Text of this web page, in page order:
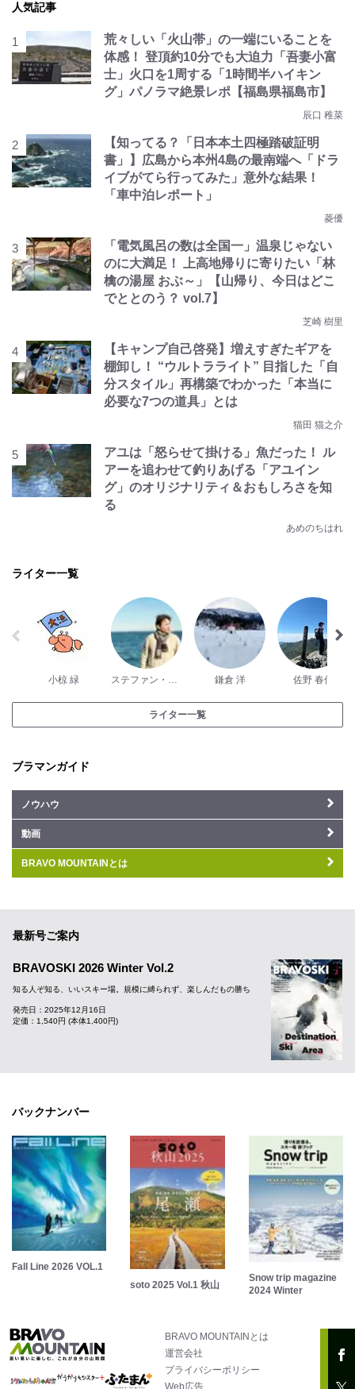
人気記事
荒々しい「火山帯」の一端にいることを
体感！ 登頂約10分でも大迫力「吾妻小富
士」火口を1周する「1時間半ハイキン
グ」パノラマ絶景レポ【福島県福島市】
辰口 稚菜
【知ってる？「日本本土四極踏破証明
書」】広島から本州4島の最南端へ「ドラ
イブがてら行ってみた」意外な結果！
「車中泊レポート」
菱優
「電気風呂の数は全国一」温泉じゃない
のに大満足！ 上高地帰りに寄りたい「林
檎の湯屋 おぶ～」【山帰り、今日はどこ
でととのう？ vol.7】
芝崎 樹里
【キャンプ自己啓発】増えすぎたギアを
棚卸し！ “ウルトラライト” 目指した「自
分スタイル」再構築でわかった「本当に
必要な7つの道具」とは
猫田 猫之介
アユは「怒らせて掛ける」魚だった！ ル
アーを追わせて釣りあげる「アユイン
グ」のオリジナリティ＆おもしろさを知
る
あめのちはれ
ライター一覧
小椋 緑 ステファン・ダントン 鎌倉 洋 佐野 春佳
ライター一覧
ブラマンガイド
ノウハウ
動画
BRAVO MOUNTAINとは
最新号ご案内
BRAVOSKI 2026 Winter Vol.2
知る人ぞ知る、いいスキー場。規模に縛られず、楽しんだもの勝ち
発売日：2025年12月16日
定価：1,540円 (本体1,400円)
バックナンバー
Fall Line 2026 VOL.1
soto 2025 Vol.1 秋山
Snow trip magazine
2024 Winter
BRAVO MOUNTAINとは
運営会社
プライバシーポリシー
Web広告